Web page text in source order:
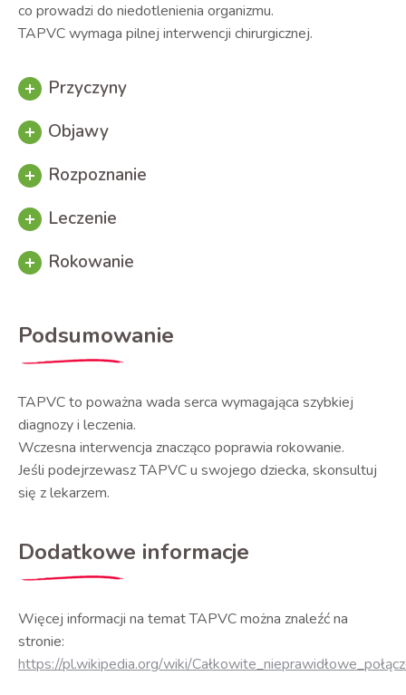
co prowadzi do niedotlenienia organizmu.
TAPVC wymaga pilnej interwencji chirurgicznej.
Przyczyny
Objawy
Rozpoznanie
Leczenie
Rokowanie
Podsumowanie
TAPVC to poważna wada serca wymagająca szybkiej
diagnozy i leczenia.
Wczesna interwencja znacząco poprawia rokowanie.
Jeśli podejrzewasz TAPVC u swojego dziecka, skonsultuj
się z lekarzem.
Dodatkowe informacje
Więcej informacji na temat TAPVC można znaleźć na
stronie:
https://pl.wikipedia.org/wiki/